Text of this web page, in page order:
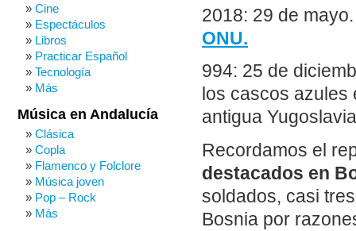
2018: 29 de
ONU.
994: 25 de
los cascos
antigua
Recordamos el
destacados en
soldados, casi
Bosnia por
Cine
Espectáculos
Libros
Practicar Español
Tecnología
Más
Música en Andalucía
Clásica
Copla
Flamenco y Folclore
Música joven
Pop – Rock
Más